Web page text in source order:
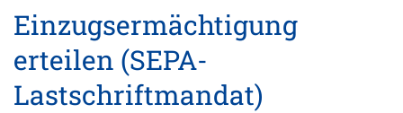
Einzugsermächtigung
erteilen (SEPA-
Lastschriftmandat)